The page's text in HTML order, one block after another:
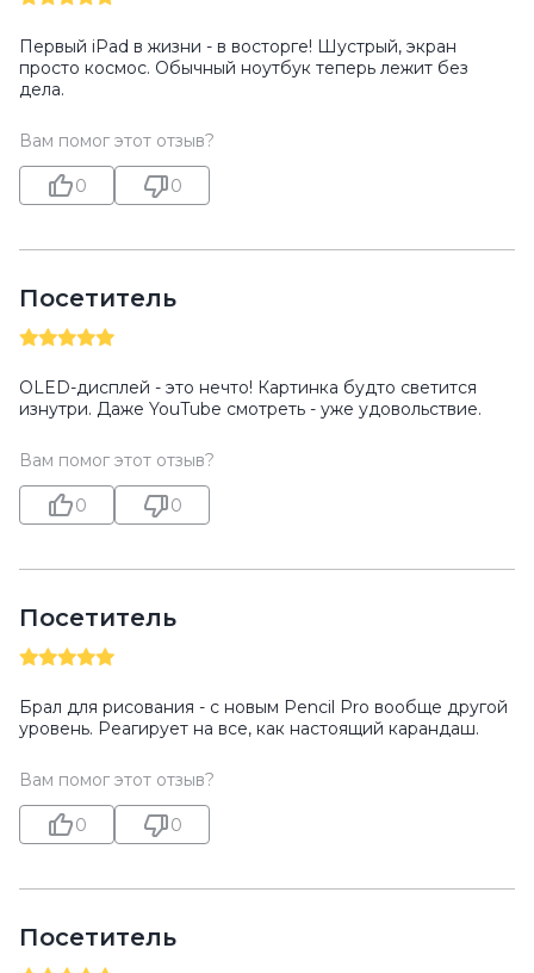
Первый iPad в жизни - в восторге! Шустрый, экран
просто космос. Обычный ноутбук теперь лежит без
дела.
Вам помог этот отзыв?
0 0
Посетитель
OLED-дисплей - это нечто! Картинка будто светится
изнутри. Даже YouTube смотреть - уже удовольствие.
Вам помог этот отзыв?
0 0
Посетитель
Брал для рисования - с новым Pencil Pro вообще другой
уровень. Реагирует на все, как настоящий карандаш.
Вам помог этот отзыв?
0 0
Посетитель